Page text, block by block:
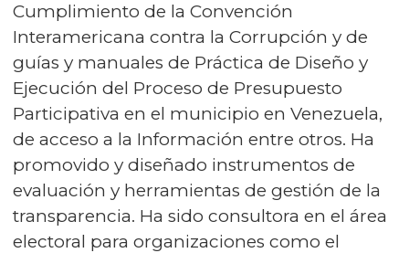
Cumplimiento de la Convención
Interamericana contra la Corrupción y de
guías y manuales de Práctica de Diseño y
Ejecución del Proceso de Presupuesto
Participativa en el municipio en Venezuela,
de acceso a la Información entre otros. Ha
promovido y diseñado instrumentos de
evaluación y herramientas de gestión de la
transparencia. Ha sido consultora en el área
electoral para organizaciones como el